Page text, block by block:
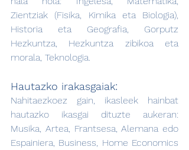
Zientziak (Fisika, Kimika eta Biologia),
Historia eta Geografia, Gorputz
Hezkuntza, Hezkuntza zibikoa eta
morala, Teknologia.
Hautazko irakasgaiak:
Nahitaezkoez gain, ikasleek hainbat
hautazko ikasgai dituzte aukeran:
Musika, Artea, Frantsesa, Alemana edo
Espainiera, Business, Home Economics